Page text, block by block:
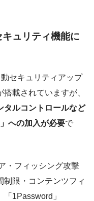
ュリティ機能に
セキュリティアップ
載されていますが、
タルコントロールなど
への加入が必要で
・フィッシング攻撃
限・コンテンツフィ
1Password」